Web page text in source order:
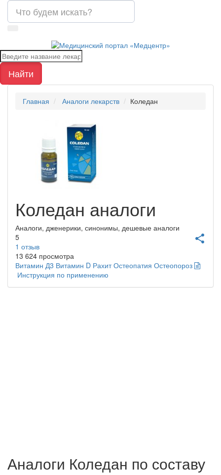
Найти
Главная Аналоги лекарств Коледан
Коледан аналоги
Аналоги, дженерики, синонимы, дешевые аналоги
share
5
1 отзыв
13 624 просмотра
Витамин Д3 Витамин D Рахит Остеопатия Остеопороз
Инструкция по применению
Аналоги Коледан по составу